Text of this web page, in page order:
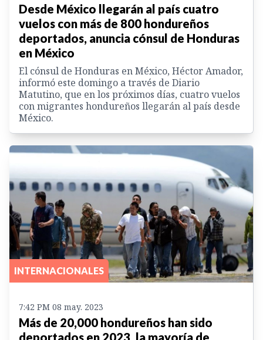
Desde México llegarán al país cuatro
vuelos con más de 800 hondureños
deportados, anuncia cónsul de Honduras
en México
El cónsul de Honduras en México, Héctor Amador,
informó este domingo a través de Diario
Matutino, que en los próximos días, cuatro vuelos
con migrantes hondureños llegarán al país desde
México.
INTERNACIONALES
7:42 PM 08 may. 2023
Más de 20,000 hondureños han sido
deportados en 2023, la mayoría de